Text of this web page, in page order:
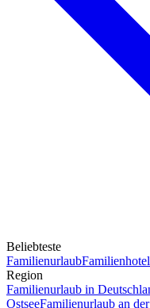
Beliebteste
Familienurlaub
Region
Familienurlaub in
OstseeFamilienurlaub an